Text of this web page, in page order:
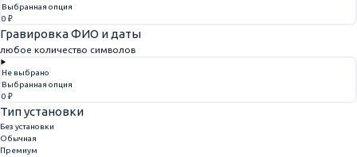
Выбранная опция
0 ₽
Гравировка ФИО и даты
любое количество символов
Не выбрано
Выбранная опция
0 ₽
Тип установки
Без установки
Обычная
Премиум